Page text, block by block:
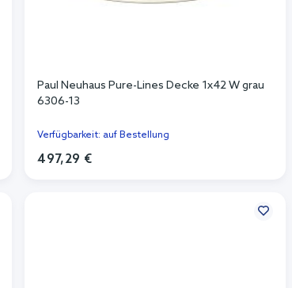
Paul Neuhaus Pure-Lines Decke 1x42 W grau
6306-13
Verfügbarkeit: auf Bestellung
497,29 €